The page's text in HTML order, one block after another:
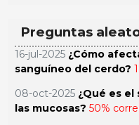
Preguntas
16-jul-2025 ¿Cómo
sanguíneo del cerdo?
08-oct-2025 ¿Qué es
las mucosas? 50%